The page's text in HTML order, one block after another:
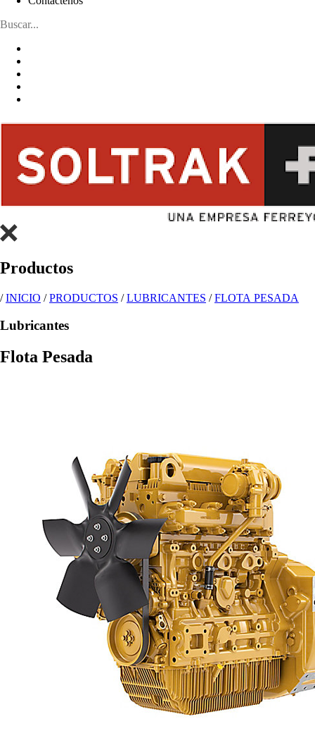
Productos
/INICIO /PRODUCTOS /LUBRICANTES /FLOTA PESADA
Lubricantes
Flota Pesada